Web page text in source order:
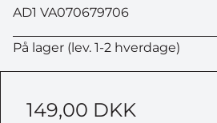
AD1 VA070679706
På lager (lev. 1-2 hverdage)
149,00 DKK